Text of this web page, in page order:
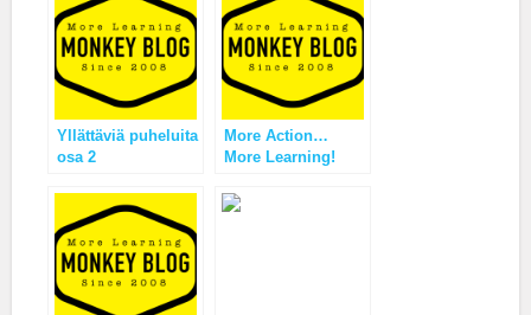
Yllättäviä puheluita
osa 2
More Action…
More Learning!